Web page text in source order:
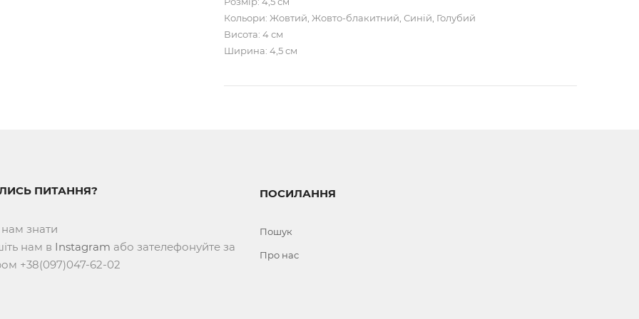
Кольори: Жовтий, Жовто-блакитний, Синій, Голубий
Висота: 4 см
Ширина: 4,5 см
ПИТАННЯ?
знати
нам в Instagram або зателефонуйте за
+38(097)047-62-02
ПОСИЛАННЯ
Пошук
Про нас